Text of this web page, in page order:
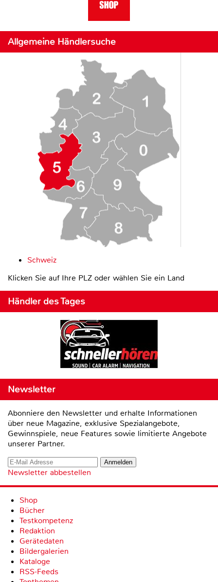
Allgemeine Händlersuche
Schweiz
Klicken Sie auf Ihre PLZ oder wählen Sie ein Land
Händler des Tages
Newsletter
Abonniere den Newsletter und erhalte Informationen
über neue Magazine, exklusive Spezialangebote,
Gewinnspiele, neue Features sowie limitierte Angebote
unserer Partner.
Newsletter abbestellen
Shop
Bücher
Testkompetenz
Redaktion
Gerätedaten
Bildergalerien
Kataloge
RSS-Feeds